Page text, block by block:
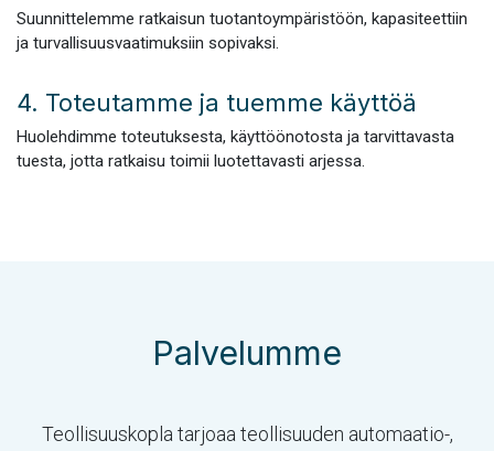
Suunnittelemme ratkaisun tuotantoympäristöön, kapasiteettiin
ja turvallisuusvaatimuksiin sopivaksi.
4. Toteutamme ja tuemme käyttöä
Huolehdimme toteutuksesta, käyttöönotosta ja tarvittavasta
tuesta, jotta ratkaisu toimii luotettavasti arjessa.
Palvelumme
Teollisuuskopla tarjoaa teollisuuden automaatio-,